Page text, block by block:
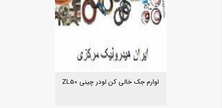
لوارم جک خالی کن لودر چینی ZL50